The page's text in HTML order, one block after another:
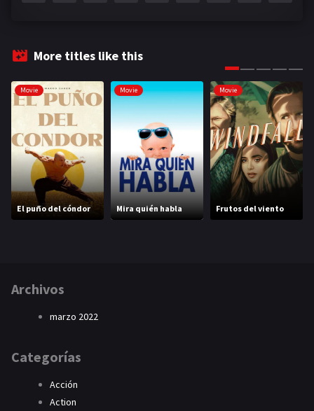
More titles like this
Movie
El puño del cóndor
Movie
Mira quién habla
Movie
Frutos del viento
Archivos
marzo 2022
Categorías
Acción
Action